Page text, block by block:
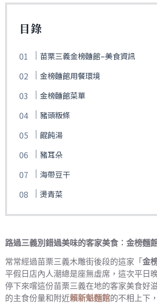
目錄
苗栗三義金榜麵館–美食資訊
金榜麵館用餐環境
金榜麵館菜單
豬頭粄條
餛飩湯
豬耳朵
海帶豆干
燙青菜
路過三義別錯過美味的客家美食︰金榜麵
常常經過苗栗三義木雕街後段的這家「 金
平假日店內人潮總是座無虛席，這次平日
停下來嚐這份苗栗三義在地的客家美食好
的主食份量和附近賴新魁麵館的不相上下